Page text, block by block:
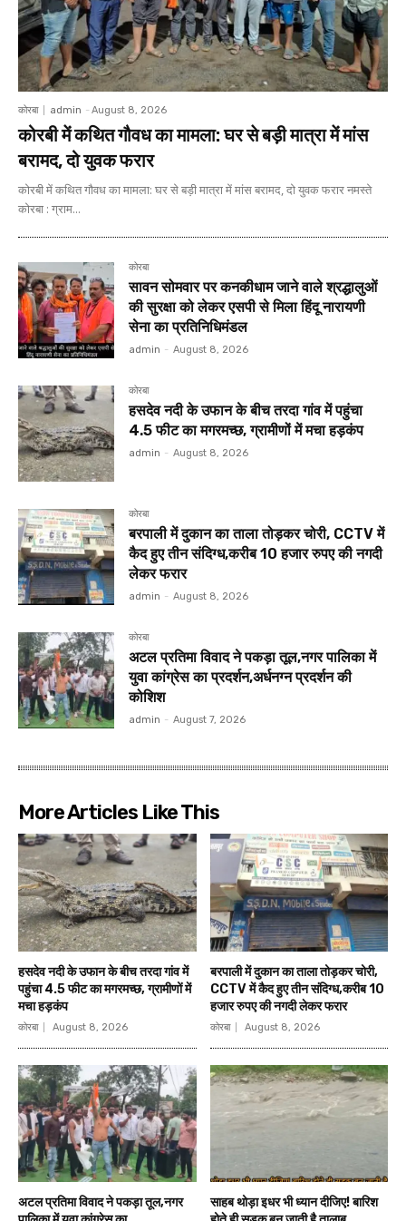
कोरबा admin - August 8, 2026
कोरबी में कथित गौवध का मामला: घर से बड़ी मात्रा में मांस
बरामद, दो युवक फरार
कोरबी में कथित गौवध का मामला: घर से बड़ी मात्रा में मांस बरामद, दो युवक फरार नमस्ते
कोरबा : ग्राम...
कोरबा
सावन सोमवार पर कनकीधाम जाने वाले श्रद्धालुओं
की सुरक्षा को लेकर एसपी से मिला हिंदू नारायणी
सेना का प्रतिनिधिमंडल
admin - August 8, 2026
कोरबा
हसदेव नदी के उफान के बीच तरदा गांव में पहुंचा
4.5 फीट का मगरमच्छ, ग्रामीणों में मचा हड़कंप
admin - August 8, 2026
कोरबा
बरपाली में दुकान का ताला तोड़कर चोरी, CCTV में
कैद हुए तीन संदिग्ध,करीब 10 हजार रुपए की नगदी
लेकर फरार
admin - August 8, 2026
कोरबा
अटल प्रतिमा विवाद ने पकड़ा तूल,नगर पालिका में
युवा कांग्रेस का प्रदर्शन,अर्धनग्न प्रदर्शन की
कोशिश
admin - August 7, 2026
More Articles Like This
हसदेव नदी के उफान के बीच तरदा गांव में
पहुंचा 4.5 फीट का मगरमच्छ, ग्रामीणों में
मचा हड़कंप
कोरबा August 8, 2026
बरपाली में दुकान का ताला तोड़कर चोरी,
CCTV में कैद हुए तीन संदिग्ध,करीब 10
हजार रुपए की नगदी लेकर फरार
कोरबा August 8, 2026
अटल प्रतिमा विवाद ने पकड़ा तूल,नगर
साहब थोड़ा इधर भी ध्यान दीजिए! बारिश